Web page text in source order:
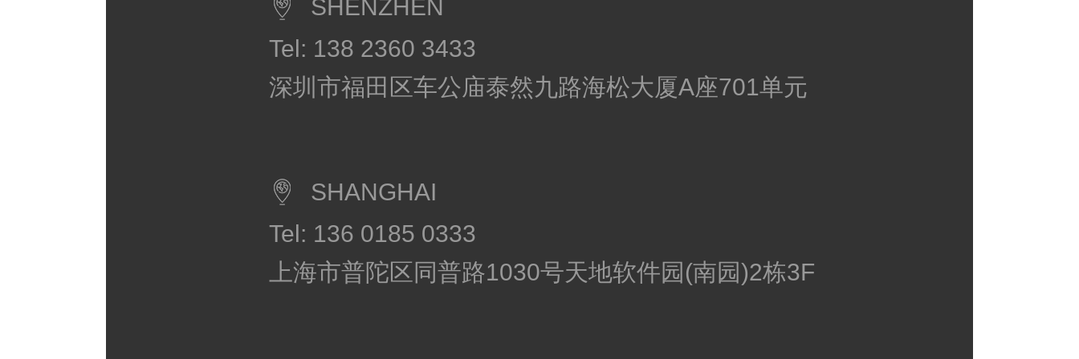
SHENZHEN
Tel: 138 2360 3433
深圳市福田区车公庙泰然九路海松大厦A座701单元
SHANGHAI
Tel: 136 0185 0333
上海市普陀区同普路1030号天地软件园(南园)2栋3F